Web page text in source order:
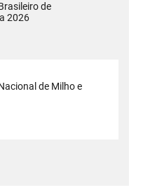
de
2026
de Milho e